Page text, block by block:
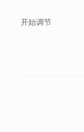
开始调节